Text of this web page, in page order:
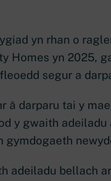
yn rhan o
Homes yn 2025,
segur a
â darparu tai y
y gwaith
gymdogaeth
adeiladu bellach